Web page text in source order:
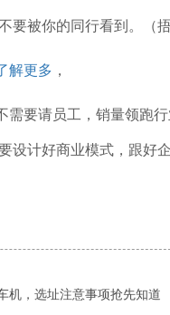
要被你的同行看到。（
解更多 ，
要请员工，销量领跑行
设计好商业模式，跟好
机，选址注意事项抢先知道